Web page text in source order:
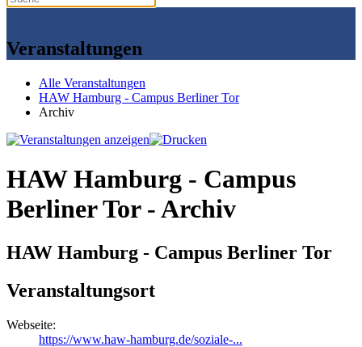
Veranstaltungen
Alle Veranstaltungen
HAW Hamburg - Campus Berliner Tor
Archiv
HAW Hamburg - Campus
Berliner Tor - Archiv
HAW Hamburg - Campus Berliner Tor
Veranstaltungsort
Webseite:
https://www.haw-hamburg.de/soziale-...